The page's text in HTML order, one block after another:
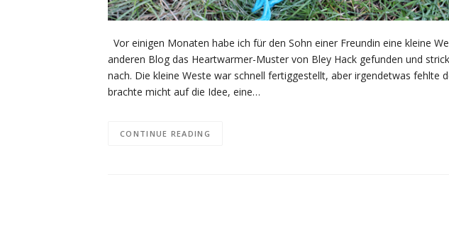
Vor einigen Monaten habe ich für den Sohn einer Freundin eine kleine
anderen Blog das Heartwarmer-Muster von Bley Hack gefunden und
nach. Die kleine Weste war schnell fertiggestellt, aber irgendetwas fehlte
brachte micht auf die Idee, eine…
CONTINUE READING